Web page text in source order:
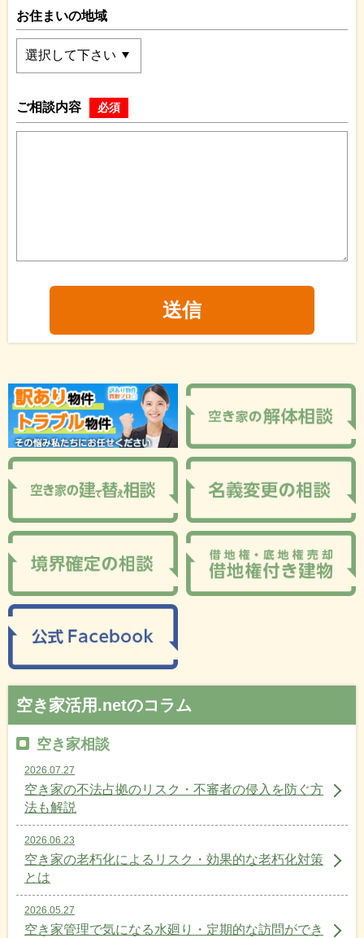
お住まいの地域
ご相談内容 必須
送信
空き家活用.netのコラム
空き家相談
2026.07.27
空き家の不法占拠のリスク・不審者の侵入を防ぐ方
法も解説
2026.06.23
空き家の老朽化によるリスク・効果的な老朽化対策
とは
2026.05.27
空き家管理で気になる水廻り・定期的な訪問ができ